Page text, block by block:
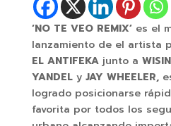
‘NO TE VEO REMIX’es el
lanzamiento de el artista
EL ANTIFEKA junto a
YANDELy JAY WHEELER,
logrado posicionarse
favorita por todos los